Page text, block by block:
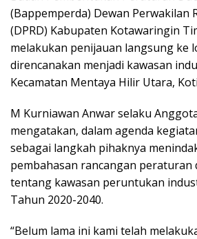
(Bappemperda) Dewan Perwakilan
(DPRD) Kabupaten Kotawaringin
melakukan penijauan langsung ke
direncanakan menjadi kawasan
Kecamatan Mentaya Hilir Utara,
M Kurniawan Anwar selaku
mengatakan, dalam agenda
sebagai langkah pihaknya
pembahasan rancangan peraturan
tentang kawasan peruntukan
Tahun 2020-2040.
“Belum lama ini kami telah